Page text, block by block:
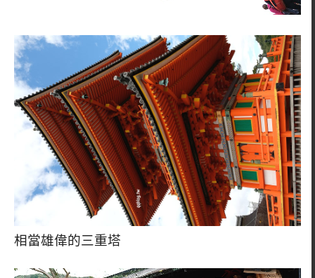
相當雄偉的三重塔